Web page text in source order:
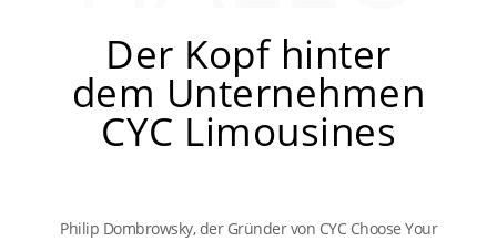
Der Kopf hinter
dem Unternehmen
CYC Limousines
Philip Dombrowsky, der Gründer von CYC Choose Your